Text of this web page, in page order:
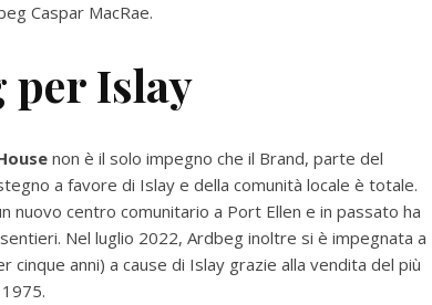
Caspar MacRae.
per Islay
non è il solo impegno che il Brand, parte del
a favore di Islay e della comunità locale è totale.
nuovo centro comunitario a Port Ellen e in passato ha
Nel luglio 2022, Ardbeg inoltre si è impegnata a
anni) a cause di Islay grazie alla vendita del più